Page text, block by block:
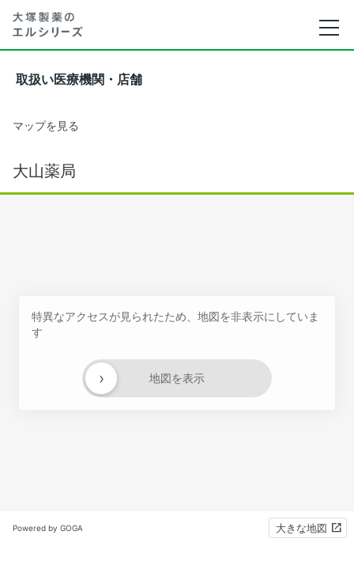
取扱い医療機関・店舗
マップを見る
大山薬局
特異なアクセスが見られたため、地図を非表示にしていま
す
地図を表示
›
Powered by GOGA 大きな地図